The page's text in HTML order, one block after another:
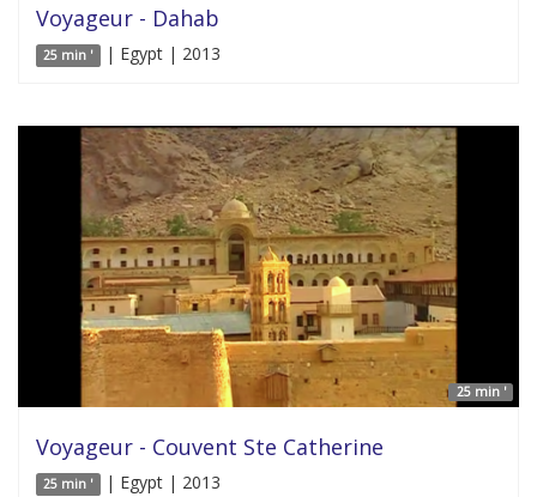
Voyageur - Dahab
25 min ' | Egypt | 2013
25 min '
Voyageur - Couvent Ste Catherine
25 min ' | Egypt | 2013